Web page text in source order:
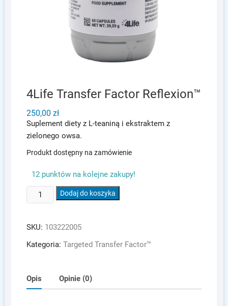
4Life Transfer Factor Reflexion™
250,00 zł
Suplement diety z L-teaniną i ekstraktem z
zielonego owsa.
Produkt dostępny na zamówienie
12 punktów na kolejne zakupy!
ilość
4Life
Factor
Reflexion™
Dodaj do koszyka
SKU: 103222005
Kategoria: Targeted Transfer Factor™
Opis Opinie (0)